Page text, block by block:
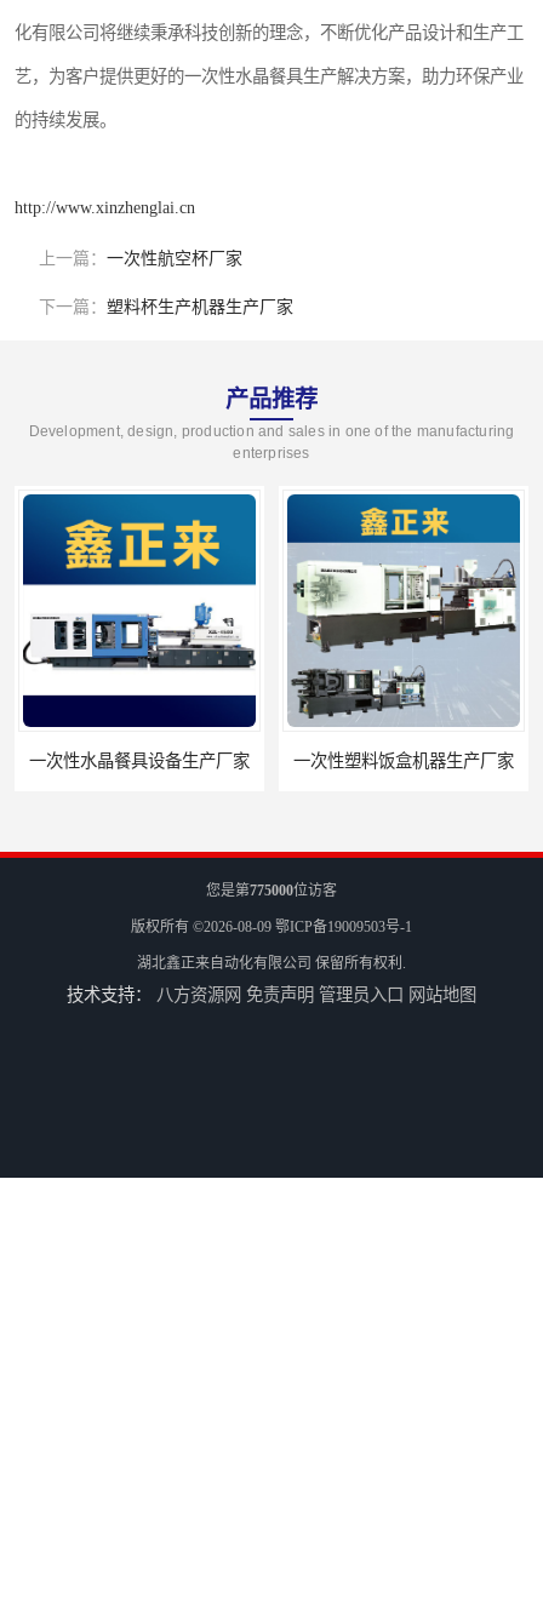
化有限公司将继续秉承科技创新的理念，不断优化产品设计和生产工
艺，为客户提供更好的一次性水晶餐具生产解决方案，助力环保产业
的持续发展。
http://www.xinzhenglai.cn
上一篇： 一次性航空杯厂家
下一篇： 塑料杯生产机器生产厂家
产品推荐
Development, design, production and sales in one of the manufacturing
enterprises
一次性水晶餐具设备生产厂家 一次性塑料饭盒机器生产厂家
您是第775000位访客
版权所有 ©2026-08-09 鄂ICP备19009503号-1
湖北鑫正来自动化有限公司 保留所有权利.
技术支持： 八方资源网 免责声明 管理员入口 网站地图